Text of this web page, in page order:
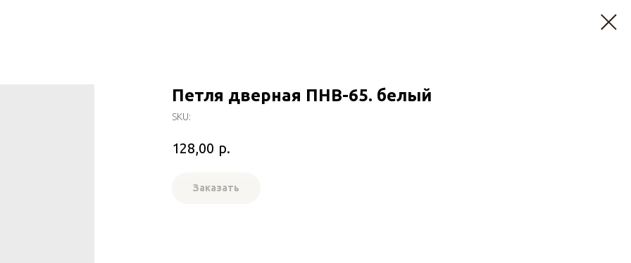
Петля дверная ПНВ-65. белый
SKU:
128,00 р.
Заказать